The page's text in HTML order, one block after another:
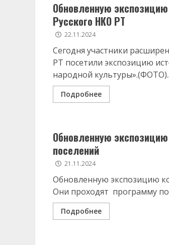
Обновленную
Русского НКО РТ
22.11.2024
Сегодня участники
РТ посетили экспозицию
народной
Подробнее
Обновленную
поселений
21.11.2024
Обновленную экспозицию
Они проходят программу
Подробнее